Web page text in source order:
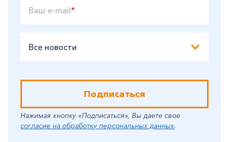
Ваш e-mail*
Все новости
Подписаться
Нажимая кнопку «Подписаться», Вы даете свое
согласие на обработку персональных данных.